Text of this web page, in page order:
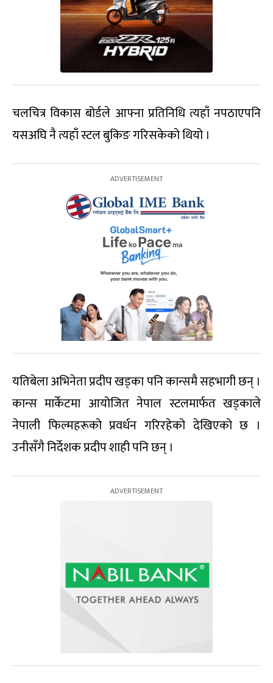
चलचित्र विकास बोर्डले आफ्ना प्रतिनिधि त्यहाँ नपठाएपनि
यसअघि नै त्यहाँ स्टल बुकिङ गरिसकेको थियो ।
यतिबेला अभिनेता प्रदीप खड्का पनि कान्समै सहभागी छन् ।
कान्स मार्केटमा आयोजित नेपाल स्टलमार्फत खड्काले
नेपाली फिल्महरूको प्रवर्धन गरिरहेको देखिएको छ ।
उनीसँगै निर्देशक प्रदीप शाही पनि छन् ।